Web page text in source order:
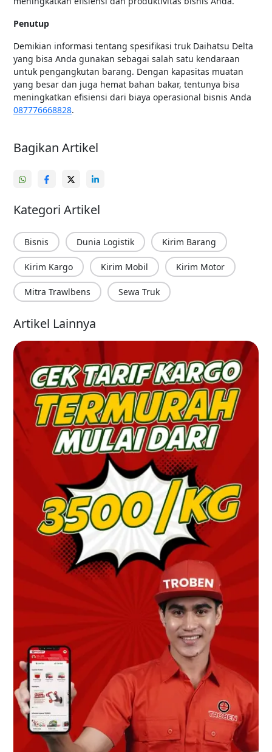
Penutup
Demikian informasi tentang spesifikasi truk Daihatsu Delta
yang bisa Anda gunakan sebagai salah satu kendaraan
untuk pengangkutan barang. Dengan kapasitas muatan
yang besar dan juga hemat bahan bakar, tentunya bisa
meningkatkan efisiensi dari biaya operasional bisnis Anda
087776668828.
Bagikan Artikel
Kategori Artikel
Bisnis Dunia Logistik Kirim Barang
Kirim Kargo Kirim Mobil Kirim Motor
Mitra Trawlbens Sewa Truk
Artikel Lainnya